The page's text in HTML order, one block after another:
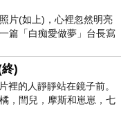
片(如上)，心裡忽然明亮
篇「白痴愛做夢」台長寫
狂愛上
)
裡的人靜靜站在鏡子前。
，閆兒，摩斯和崽崽，七
之外，如同